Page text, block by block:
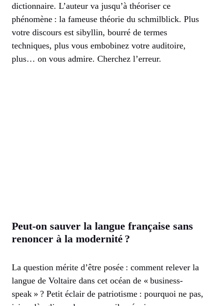
dictionnaire. L’auteur va jusqu’à théoriser ce
phénomène : la fameuse théorie du schmilblick. Plus
votre discours est sibyllin, bourré de termes
techniques, plus vous embobinez votre auditoire,
plus… on vous admire. Cherchez l’erreur.
Peut-on sauver la langue française sans
renoncer à la modernité ?
La question mérite d’être posée : comment relever la
langue de Voltaire dans cet océan de « business-
speak » ? Petit éclair de patriotisme : pourquoi ne pas,